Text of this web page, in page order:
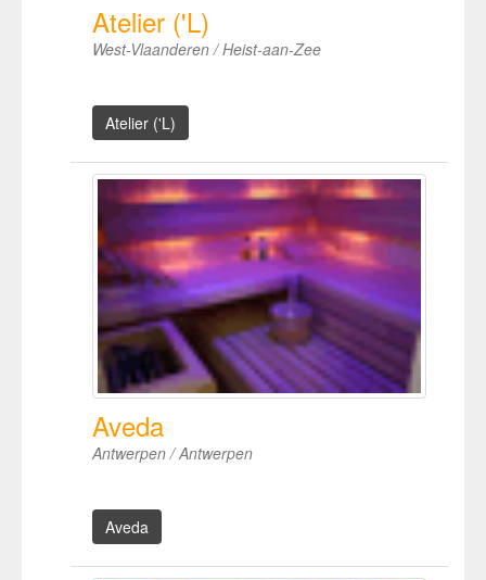
Atelier ('L)
West-Vlaanderen / Heist-aan-Zee
Atelier ('L)
Aveda
Antwerpen / Antwerpen
Aveda